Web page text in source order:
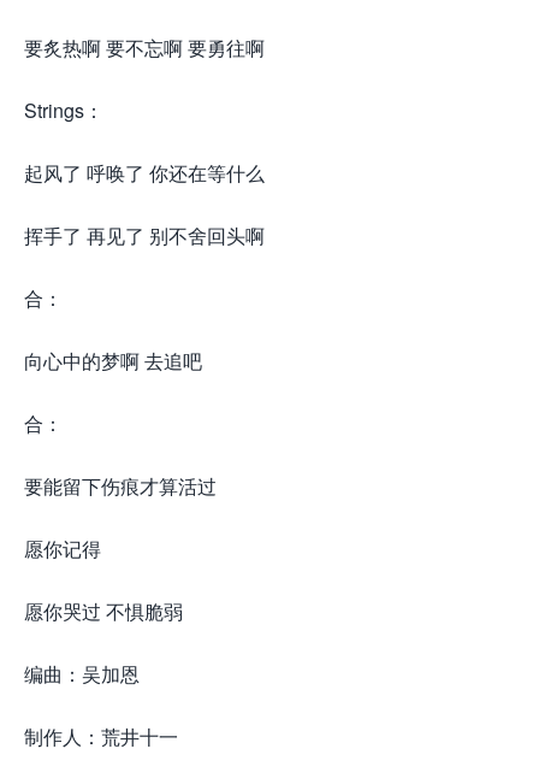
要炙热啊 要不忘啊 要勇往啊
Strings：
起风了 呼唤了 你还在等什么
挥手了 再见了 别不舍回头啊
合：
向心中的梦啊 去追吧
合：
要能留下伤痕才算活过
愿你记得
愿你哭过 不惧脆弱
编曲：吴加恩
制作人：荒井十一